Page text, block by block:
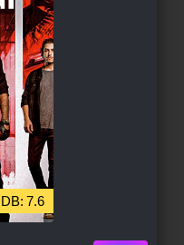
7.6